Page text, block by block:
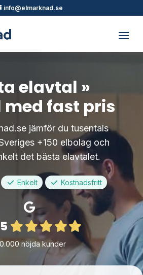
info@elmarknad.se
elavtal »
med fast pris
jämför du tusentals
+150 elbolag och
det bästa elavtalet.
Enkelt Kostnadsfritt
nöjda kunder